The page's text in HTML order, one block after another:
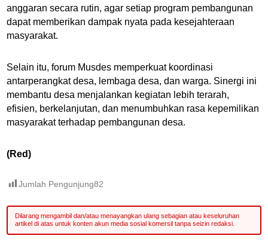
anggaran secara rutin, agar setiap program pembangunan
dapat memberikan dampak nyata pada kesejahteraan
masyarakat.
Selain itu, forum Musdes memperkuat koordinasi
antarperangkat desa, lembaga desa, dan warga. Sinergi ini
membantu desa menjalankan kegiatan lebih terarah,
efisien, berkelanjutan, dan menumbuhkan rasa kepemilikan
masyarakat terhadap pembangunan desa.
(Red)
Jumlah Pengunjung82